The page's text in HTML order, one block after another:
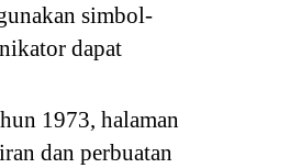
simbol-
dapat
1973, halaman
dan perbuatan